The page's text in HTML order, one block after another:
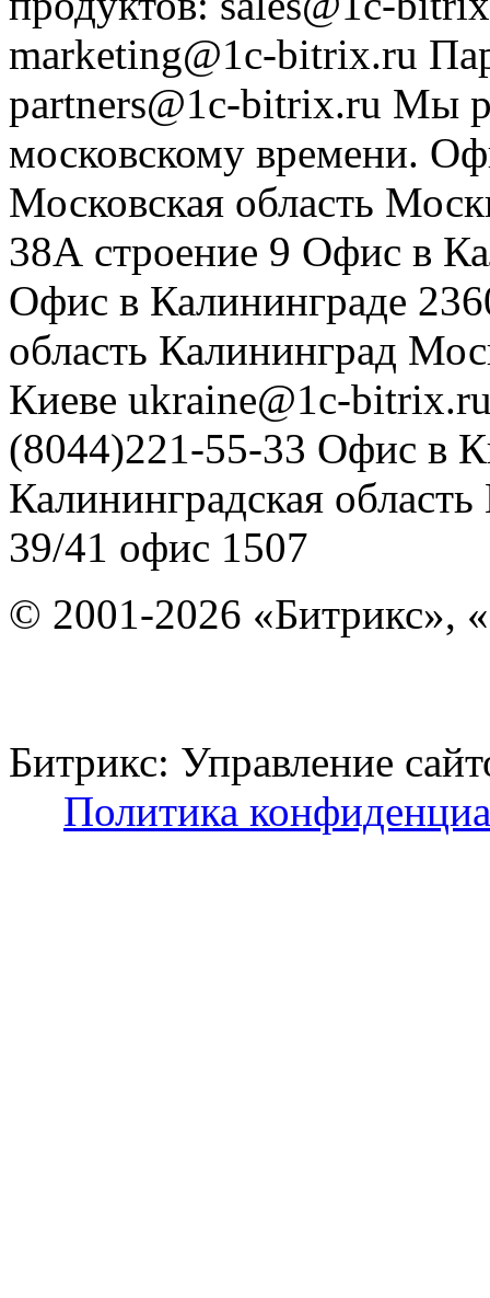
marketing@1c-bitrix.ru
partners@1c-bitrix.ru Мы
московскому времени.
Московская область
38А строение 9 Офис в
Офис в Калининграде
область Калининград
Киеве ukraine@1c-
(8044)221-55-33 Офис в
Калининградская область
39/41 офис 1507
© 2001-2026 «Битрикс»,
Битрикс: Управление
Политика